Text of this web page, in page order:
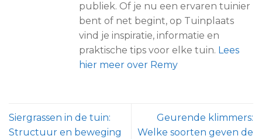
publiek. Of je nu een ervaren tuinier
bent of net begint, op Tuinplaats
vind je inspiratie, informatie en
praktische tips voor elke tuin. Lees
hier meer over Remy
Siergrassen in de tuin:
Structuur en beweging
Geurende klimmers:
Welke soorten geven de